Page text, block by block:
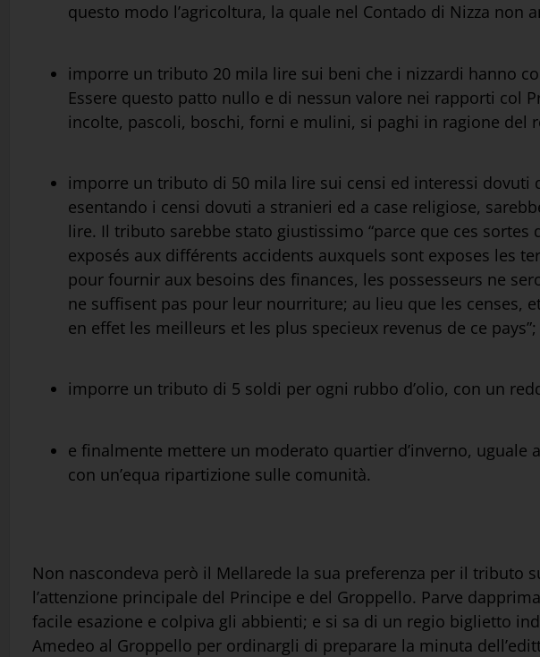
questo modo l’agricoltura, la quale nel Contado di Nizza non
imporre un tributo 20 mila lire sui beni che i nizzardi hanno
Essere questo patto nullo e di nessun valore nei rapporti col
incolte, pascoli, boschi, forni e mulini, si paghi in ragione del
imporre un tributo di 50 mila lire sui censi ed interessi
esentando i censi dovuti a stranieri ed a case religiose,
lire. Il tributo sarebbe stato giustissimo “parce que ces
exposés aux différents accidents auxquels sont exposes les
pour fournir aux besoins des finances, les possesseurs ne
ne suffisent pas pour leur nourriture; au lieu que les censes,
en effet les meilleurs et les plus specieux revenus de ce pays”;
imporre un tributo di 5 soldi per ogni rubbo d’olio, con un
e finalmente mettere un moderato quartier d’inverno,
con un’equa ripartizione sulle comunità.
Non nascondeva però il Mellarede la sua preferenza per il tributo
l’attenzione principale del Principe e del Groppello. Parve
facile esazione e colpiva gli abbienti; e si sa di un regio biglietto
Amedeo al Groppello per ordinargli di preparare la minuta